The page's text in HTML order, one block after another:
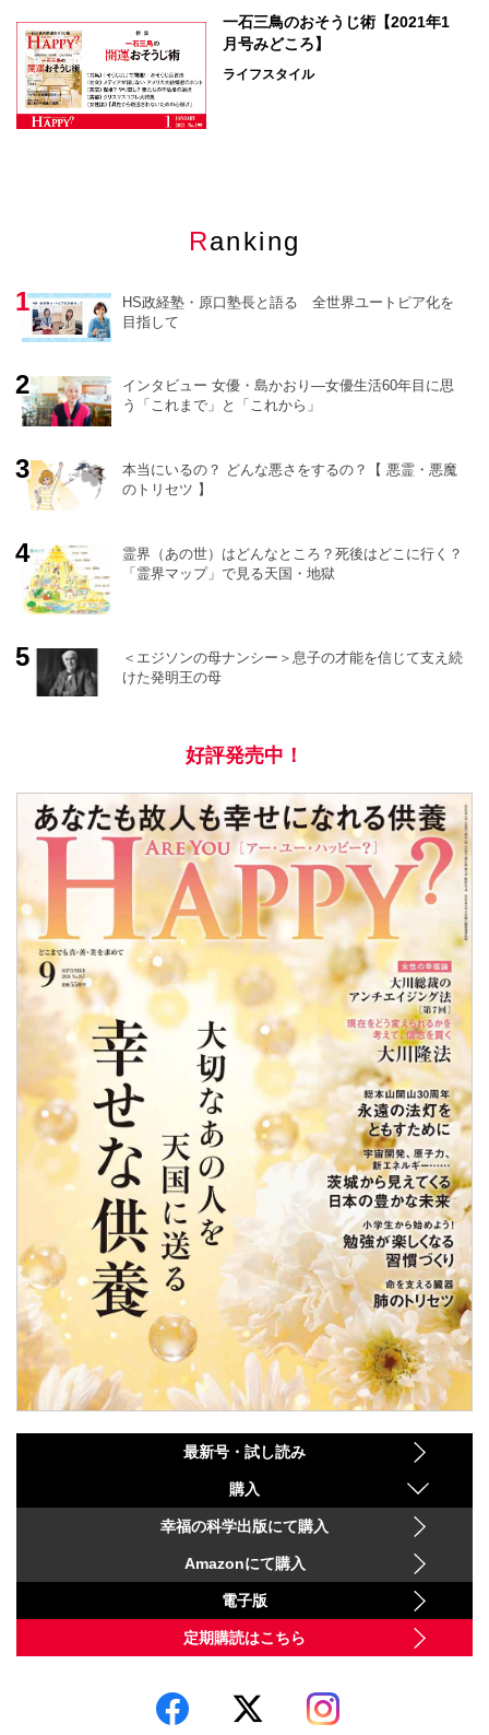
一石三鳥のおそうじ術【2021年1
月号みどころ】
ライフスタイル
Ranking
HS政経塾・原口塾長と語る 全世界ユートピア化を
目指して
インタビュー 女優・島かおり―女優生活60年目に思
う「これまで」と「これから」
本当にいるの？ どんな悪さをするの？【 悪霊・悪魔
のトリセツ 】
霊界（あの世）はどんなところ？死後はどこに行く？
「霊界マップ」で見る天国・地獄
＜エジソンの母ナンシー＞息子の才能を信じて支え続
けた発明王の母
好評発売中！
最新号・試し読み
購入
幸福の科学出版にて購入
Amazonにて購入
電子版
定期購読はこちら